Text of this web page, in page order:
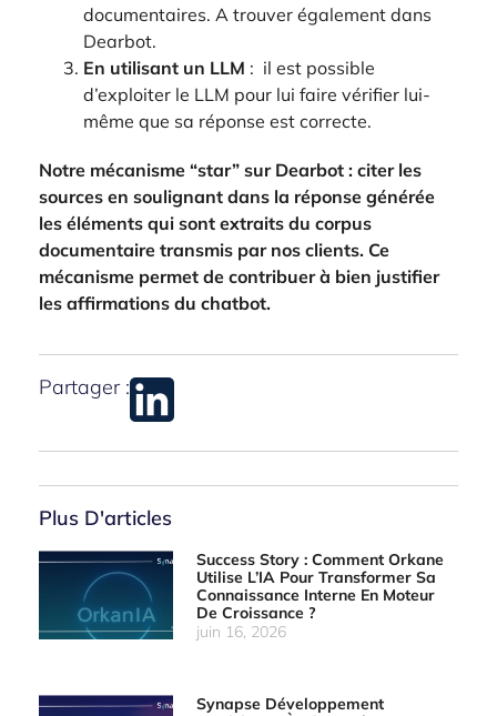
documentaires. A trouver également dans
Dearbot.
En utilisant un LLM : il est possible
d’exploiter le LLM pour lui faire vérifier lui-
même que sa réponse est correcte.
Notre mécanisme “star” sur Dearbot : citer les
sources en soulignant dans la réponse générée
les éléments qui sont extraits du corpus
documentaire transmis par nos clients. Ce
mécanisme permet de contribuer à bien justifier
les affirmations du chatbot.
Partager :
Plus D'articles
Success Story : Comment Orkane
Utilise L’IA Pour Transformer Sa
Connaissance Interne En Moteur
De Croissance ?
juin 16, 2026
Synapse Développement